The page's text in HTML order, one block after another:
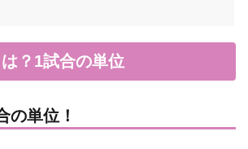
？1試合の単位
の単位！